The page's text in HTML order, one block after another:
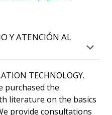
Y ATENCIÓN AL
TECHNOLOGY.
purchased the
literature on the basics
provide consultations